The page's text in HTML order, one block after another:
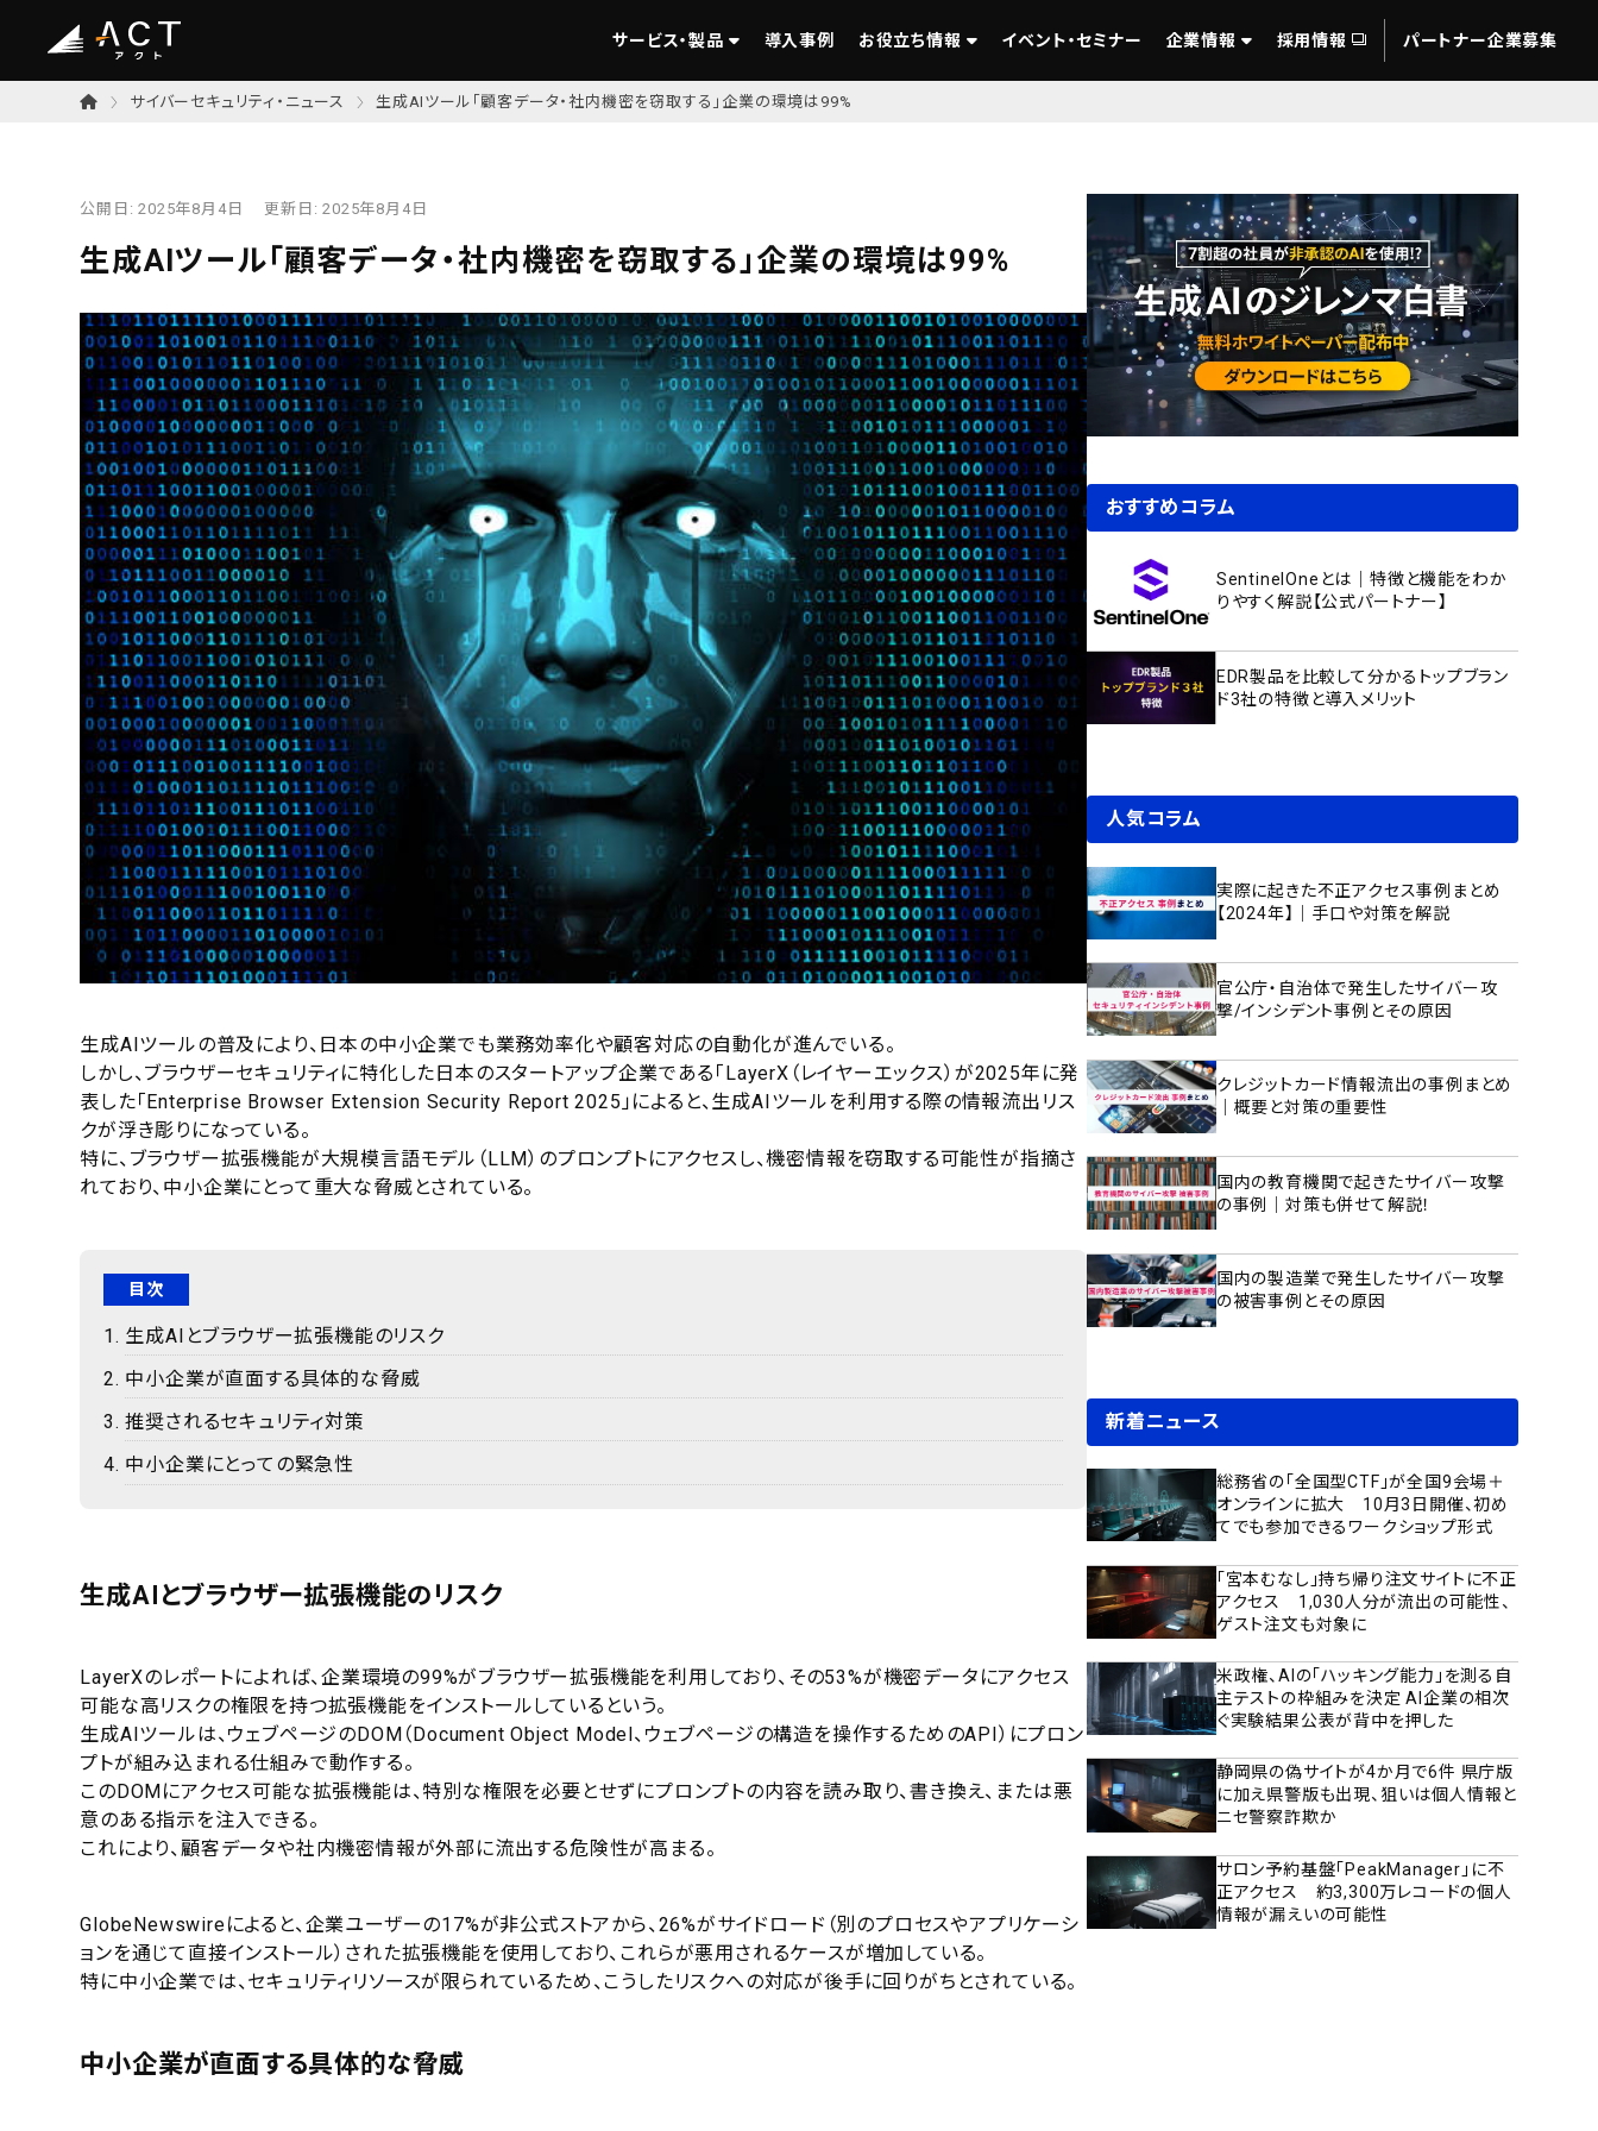
サービス・製品 導入事例 お役立ち情報 イベント・セミナー 企業情報 採用情報 パートナー企業募集
サイバーセキュリティ・ニュース 生成AIツール「顧客データ・社内機密を窃取する」企業の環境は99%
公開日:2025年8月4日 更新日:2025年8月4日
生成AIツール「顧客データ・社内機密を窃取する」企業の環境は99%
生成AIツールの普及により、日本の中小企業でも業務効率化や顧客対応の自動化が進んでいる。
しかし、ブラウザーセキュリティに特化した日本のスタートアップ企業である「LayerX（レイヤーエックス）が2025年に発
表した「Enterprise Browser Extension Security Report 2025」によると、生成AIツールを利用する際の情報流出リス
クが浮き彫りになっている。
特に、ブラウザー拡張機能が大規模言語モデル（LLM）のプロンプトにアクセスし、機密情報を窃取する可能性が指摘さ
れており、中小企業にとって重大な脅威とされている。
目次
生成AIとブラウザー拡張機能のリスク
中小企業が直面する具体的な脅威
推奨されるセキュリティ対策
中小企業にとっての緊急性
生成AIとブラウザー拡張機能のリスク
LayerXのレポートによれば、企業環境の99%がブラウザー拡張機能を利用しており、その53%が機密データにアクセス
可能な高リスクの権限を持つ拡張機能をインストールしているという。
生成AIツールは、ウェブページのDOM（Document Object Model、ウェブページの構造を操作するためのAPI）にプロン
プトが組み込まれる仕組みで動作する。
このDOMにアクセス可能な拡張機能は、特別な権限を必要とせずにプロンプトの内容を読み取り、書き換え、または悪
意のある指示を注入できる。
これにより、顧客データや社内機密情報が外部に流出する危険性が高まる。
GlobeNewswireによると、企業ユーザーの17%が非公式ストアから、26%がサイドロード（別のプロセスやアプリケーシ
ョンを通じて直接インストール）された拡張機能を使用しており、これらが悪用されるケースが増加している。
特に中小企業では、セキュリティリソースが限られているため、こうしたリスクへの対応が後手に回りがちとされている。
中小企業が直面する具体的な脅威
おすすめコラム
SentinelOneとは｜特徴と機能をわか
りやすく解説【公式パートナー】
EDR製品を比較して分かるトップブラン
ド3社の特徴と導入メリット
人気コラム
実際に起きた不正アクセス事例まとめ
【2024年】｜手口や対策を解説
官公庁・自治体で発生したサイバー攻
撃/インシデント事例とその原因
クレジットカード情報流出の事例まとめ
｜概要と対策の重要性
国内の教育機関で起きたサイバー攻撃
の事例｜対策も併せて解説！
国内の製造業で発生したサイバー攻撃
の被害事例とその原因
新着ニュース
総務省の「全国型CTF」が全国9会場＋
オンラインに拡大 10月3日開催、初め
てでも参加できるワークショップ形式
「宮本むなし」持ち帰り注文サイトに不正
アクセス 1,030人分が流出の可能性、
ゲスト注文も対象に
米政権、AIの「ハッキング能力」を測る自
主テストの枠組みを決定 AI企業の相次
ぐ実験結果公表が背中を押した
静岡県の偽サイトが4か月で6件 県庁版
に加え県警版も出現、狙いは個人情報と
ニセ警察詐欺か
サロン予約基盤「PeakManager」に不
正アクセス 約3,300万レコードの個人
情報が漏えいの可能性